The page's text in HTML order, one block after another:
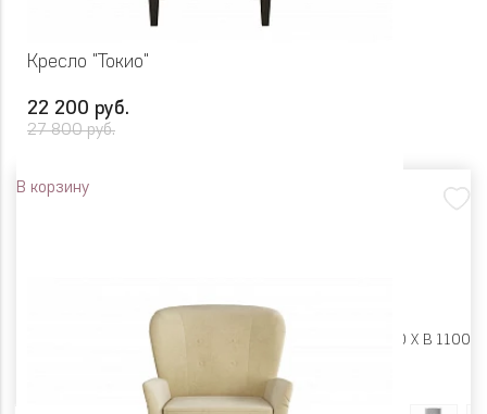
Кресло "Токио"
22 200 руб.
27 800 руб.
В корзину
Ш 720 X Г 870 X В 1100